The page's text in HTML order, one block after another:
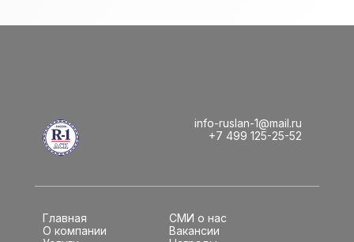
СМИ о нас
Вакансии
Главная
О компании
info-ruslan-1@mail.ru
+7 499 125-25-52